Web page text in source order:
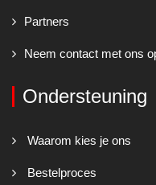
Partners
Neem contact met ons
Ondersteuning
Waarom kies je ons
Bestelproces